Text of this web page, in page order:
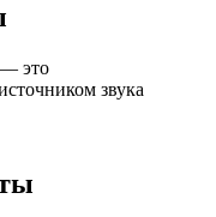
это
звука